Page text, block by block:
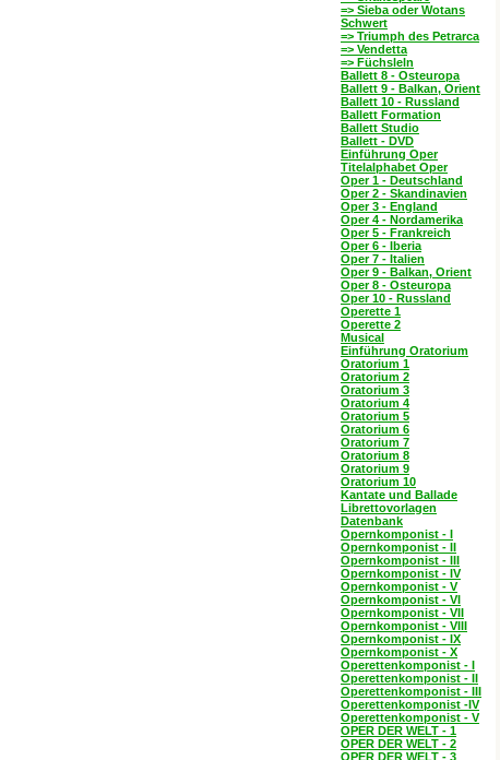
=> Sieba oder Wotans
Schwert
=> Triumph des Petrarca
=> Vendetta
=> Füchsleln
Ballett 8 - Osteuropa
Ballett 9 - Balkan, Orient
Ballett 10 - Russland
Ballett Formation
Ballett Studio
Ballett - DVD
Einführung Oper
Titelalphabet Oper
Oper 1 - Deutschland
Oper 2 - Skandinavien
Oper 3 - England
Oper 4 - Nordamerika
Oper 5 - Frankreich
Oper 6 - Iberia
Oper 7 - Italien
Oper 9 - Balkan, Orient
Oper 8 - Osteuropa
Oper 10 - Russland
Operette 1
Operette 2
Musical
Einführung Oratorium
Oratorium 1
Oratorium 2
Oratorium 3
Oratorium 4
Oratorium 5
Oratorium 6
Oratorium 7
Oratorium 8
Oratorium 9
Oratorium 10
Kantate und Ballade
Librettovorlagen
Datenbank
Opernkomponist - I
Opernkomponist - II
Opernkomponist - III
Opernkomponist - IV
Opernkomponist - V
Opernkomponist - VI
Opernkomponist - VII
Opernkomponist - VIII
Opernkomponist - IX
Opernkomponist - X
Operettenkomponist - I
Operettenkomponist - II
Operettenkomponist - III
Operettenkomponist -IV
Operettenkomponist - V
OPER DER WELT - 1
OPER DER WELT - 2
OPER DER WELT - 3